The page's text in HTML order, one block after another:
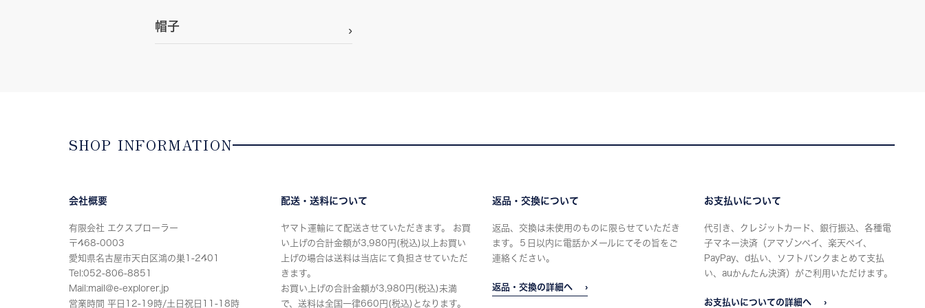
帽子
SHOP INFORMATION
会社概要
有限会社 エクスプローラー
〒468-0003
愛知県名古屋市天白区鴻の巣1-2401
Tel:052-806-8851
Mail:mail@e-explorer.jp
営業時間 平日12-19時/土日祝日11-18時
配送・送料について
ヤマト運輸にて配送させていただきます。 お買
い上げの合計金額が3,980円(税込)以上お買い
上げの場合は送料は当店にて負担させていただ
きます。
お買い上げの合計金額が3,980円(税込)未満
で、送料は全国一律660円(税込)となります。
返品・交換について
返品、交換は未使用のものに限らせていただき
ます。５日以内に電話かメールにてその旨をご
連絡ください。
返品・交換の詳細へ
お支払いについて
代引き、クレジットカード、銀行振込、各種電
子マネー決済（アマゾンペイ、楽天ペイ、
PayPay、d払い、ソフトバンクまとめて支払
い、auかんたん決済）がご利用いただけます。
お支払いについての詳細へ